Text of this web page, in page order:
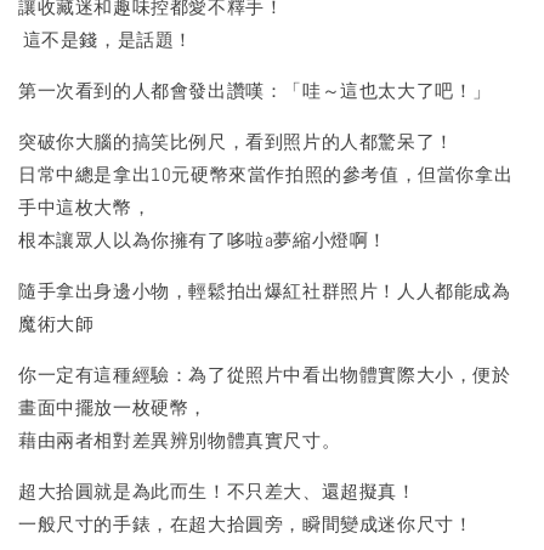
讓收藏迷和趣味控都愛不釋手！
這不是錢，是話題！
第一次看到的人都會發出讚嘆：「哇～這也太大了吧！」
突破你大腦的搞笑比例尺，看到照片的人都驚呆了！
日常中總是拿出10元硬幣來當作拍照的參考值，但當你拿出
手中這枚大幣，
根本讓眾人以為你擁有了哆啦a夢縮小燈啊！
隨手拿出身邊小物，輕鬆拍出爆紅社群照片！人人都能成為
魔術大師
你一定有這種經驗：為了從照片中看出物體實際大小，便於
畫面中擺放一枚硬幣，
藉由兩者相對差異辨別物體真實尺寸。
超大拾圓就是為此而生！不只差大、還超擬真！
一般尺寸的手錶，在超大拾圓旁，瞬間變成迷你尺寸！